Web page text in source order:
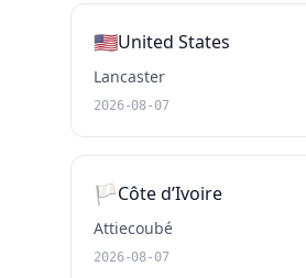
🇺🇸United States
Lancaster
2026-08-07
🏳️Côte d’Ivoire
Attiecoubé
2026-08-07